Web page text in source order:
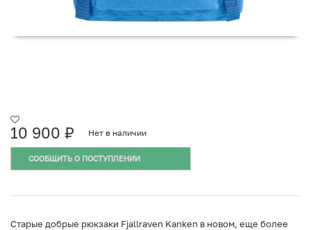
10 900 ₽ Нет в наличии
СООБЩИТЬ О ПОСТУПЛЕНИИ
Старые добрые рюкзаки Fjallraven Kanken в новом, еще более